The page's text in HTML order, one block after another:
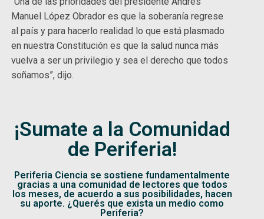
Manuel López Obrador es que la soberanía regrese
al país y para hacerlo realidad lo que está plasmado
en nuestra Constitución es que la salud nunca más
vuelva a ser un privilegio y sea el derecho que todos
soñamos”, dijo.
¡Sumate a la Comunidad
de Periferia!
Periferia Ciencia se sostiene fundamentalmente
gracias a una comunidad de lectores que todos
los meses, de acuerdo a sus posibilidades, hacen
su aporte. ¿Querés que exista un medio como
Periferia?